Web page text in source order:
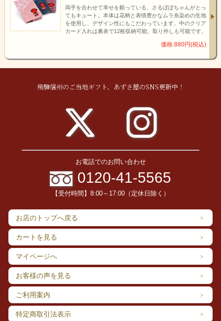
他に、もともとはお母さん、おばあちゃんの手作り人形だった
ため、顔が無い方が子供の想像性を養って遊ぶ事が出来たので
はないかという説もあります。
カラーバリエーション
両手を合わせて幸せを願っている、さるぼぼちゃんがとっ
てもキュート。本体は花柄と表情豊かなムラ糸染めの生地
を使用し、デザイン性にもこだわっています。中のクリア
カード入れは裏表で12枚収納可能。取り外しも可能です。
価格:880円(税込)
飛騨信州のご当地ギフト、あずさ屋のSNS更新中！
お電話でのお問い合わせ
0120-41-5565
【受付時間】8:00～17:00（定休日除く）
お店のトップへ戻る
カートを見る
マイページへ
お客様の声を見る
ご利用案内
特定商取引法表示